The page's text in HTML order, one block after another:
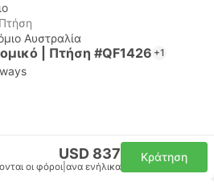
Αυστραλία
| Πτήση #QF1426 +1
USD 837
οι φόροι ανα ενήλικα
Κράτηση